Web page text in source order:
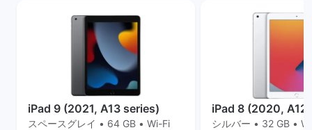
iPad 9 (2021, A13 series)
スペースグレイ • 64 GB • Wi-Fi
iPad 8 (2020, A12
シルバー • 32 GB •